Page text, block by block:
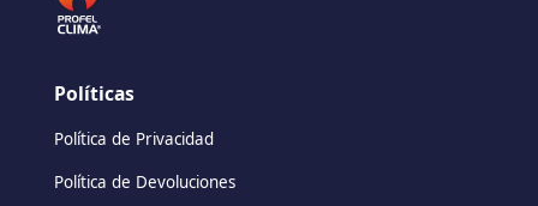
Políticas
Política de Privacidad
Política de Devoluciones